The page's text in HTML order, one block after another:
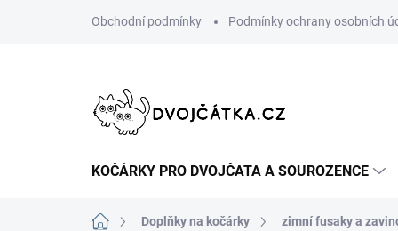
Obchodní podmínky Podmínky ochrany osobních
KOČÁRKY PRO DVOJČATA A SOUROZENCE
Domů Doplňky na kočárky zimní fusaky a